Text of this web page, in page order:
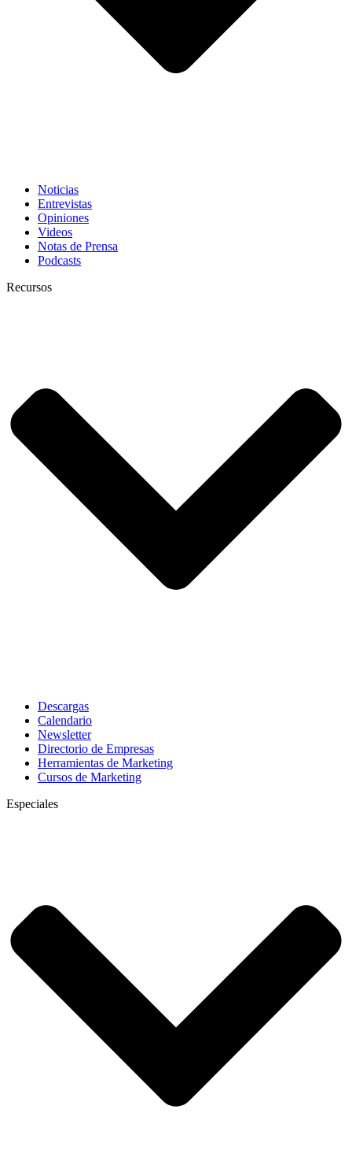
Noticias
Entrevistas
Opiniones
Videos
Notas de Prensa
Podcasts
Recursos
Descargas
Calendario
Newsletter
Directorio de Empresas
Herramientas de Marketing
Cursos de Marketing
Especiales